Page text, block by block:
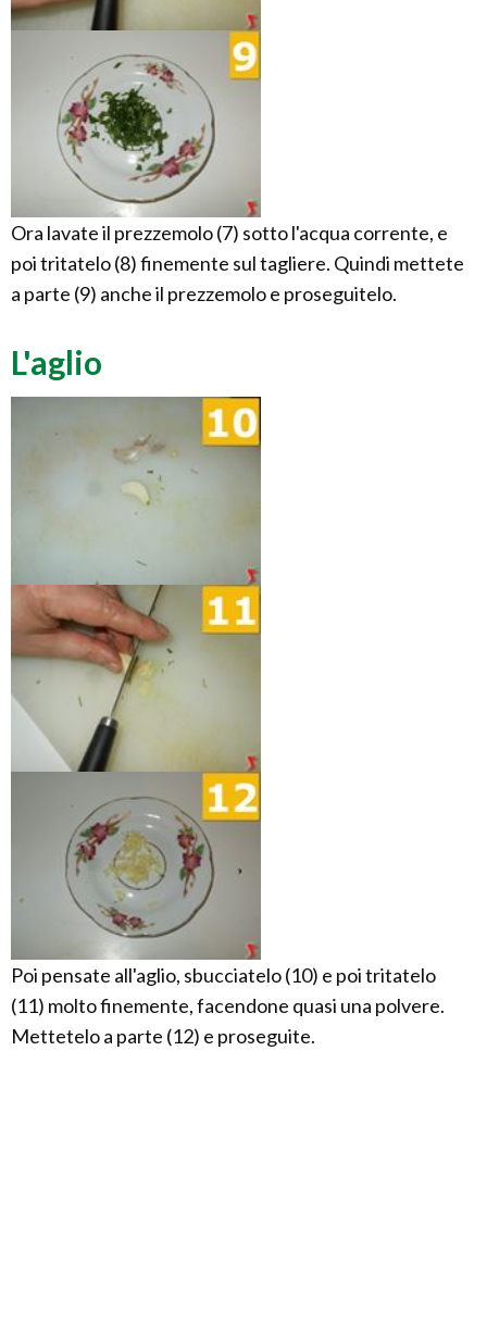
Ora lavate il prezzemolo (7) sotto l'acqua corrente, e
poi tritatelo (8) finemente sul tagliere. Quindi mettete
a parte (9) anche il prezzemolo e proseguitelo.
L'aglio
Poi pensate all'aglio, sbucciatelo (10) e poi tritatelo
(11) molto finemente, facendone quasi una polvere.
Mettetelo a parte (12) e proseguite.